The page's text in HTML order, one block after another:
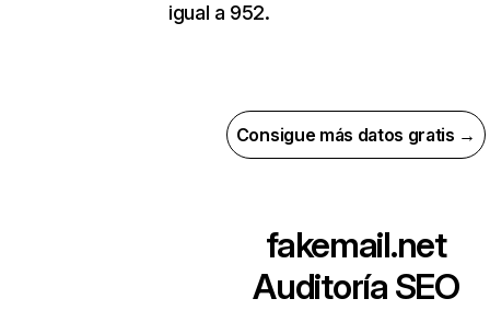
igual a 952.
Consigue más datos gratis →
fakemail.net
Auditoría SEO